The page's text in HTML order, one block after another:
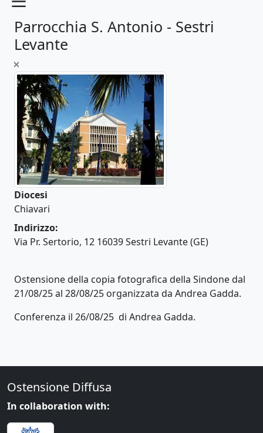
Parrocchia S. Antonio - Sestri
Levante
Diocesi
Chiavari
Indirizzo:
Via Pr. Sertorio, 12 16039 Sestri Levante (GE)
Ostensione della copia fotografica della Sindone dal
21/08/25 al 28/08/25 organizzata da Andrea Gadda.
Conferenza il 26/08/25 di Andrea Gadda.
Ostensione Diffusa
In collaboration with: